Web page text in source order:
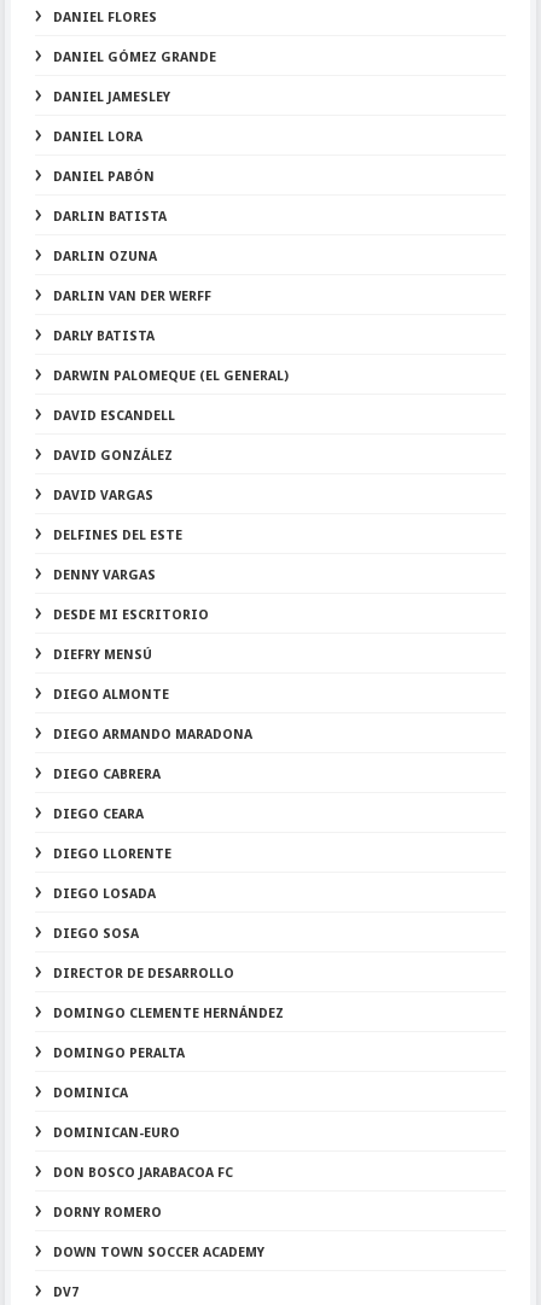
DANIEL FLORES
DANIEL GÓMEZ GRANDE
DANIEL JAMESLEY
DANIEL LORA
DANIEL PABÓN
DARLIN BATISTA
DARLIN OZUNA
DARLIN VAN DER WERFF
DARLY BATISTA
DARWIN PALOMEQUE (EL GENERAL)
DAVID ESCANDELL
DAVID GONZÁLEZ
DAVID VARGAS
DELFINES DEL ESTE
DENNY VARGAS
DESDE MI ESCRITORIO
DIEFRY MENSÚ
DIEGO ALMONTE
DIEGO ARMANDO MARADONA
DIEGO CABRERA
DIEGO CEARA
DIEGO LLORENTE
DIEGO LOSADA
DIEGO SOSA
DIRECTOR DE DESARROLLO
DOMINGO CLEMENTE HERNÁNDEZ
DOMINGO PERALTA
DOMINICA
DOMINICAN-EURO
DON BOSCO JARABACOA FC
DORNY ROMERO
DOWN TOWN SOCCER ACADEMY
DV7